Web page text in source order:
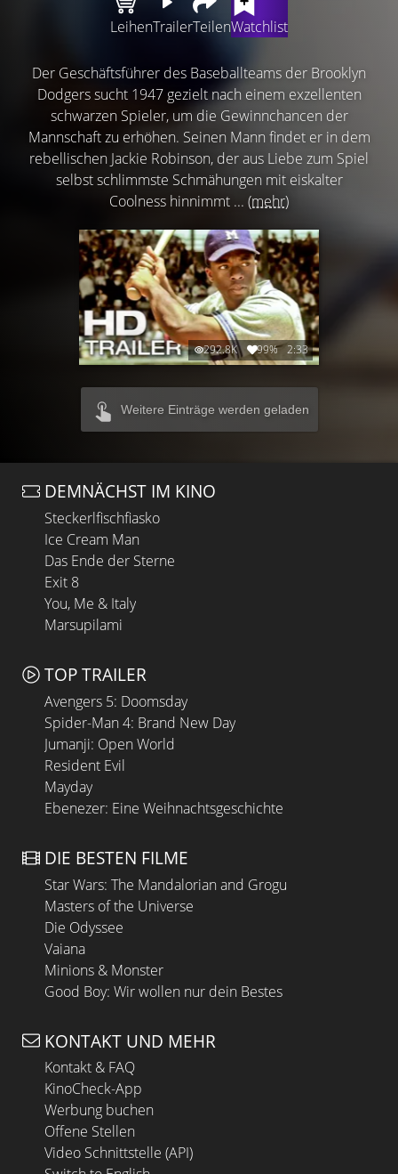
LeihenTrailerTeilenWatchlist
Der Geschäftsführer des Baseballteams der Brooklyn
Dodgers sucht 1947 gezielt nach einem exzellenten
schwarzen Spieler, um die Gewinnchancen der
Mannschaft zu erhöhen. Seinen Mann findet er in dem
rebellischen Jackie Robinson, der aus Liebe zum Spiel
selbst schlimmste Schmähungen mit eiskalter
Coolness hinnimmt ... (mehr)
292.8K 99% 2:33
Weitere Einträge werden geladen
DEMNÄCHST IM KINO
Steckerlfischfiasko
Ice Cream Man
Das Ende der Sterne
Exit 8
You, Me & Italy
Marsupilami
TOP TRAILER
Avengers 5: Doomsday
Spider-Man 4: Brand New Day
Jumanji: Open World
Resident Evil
Mayday
Ebenezer: Eine Weihnachtsgeschichte
DIE BESTEN FILME
Star Wars: The Mandalorian and Grogu
Masters of the Universe
Die Odyssee
Vaiana
Minions & Monster
Good Boy: Wir wollen nur dein Bestes
KONTAKT UND MEHR
Kontakt & FAQ
KinoCheck-App
Werbung buchen
Offene Stellen
Video Schnittstelle (API)